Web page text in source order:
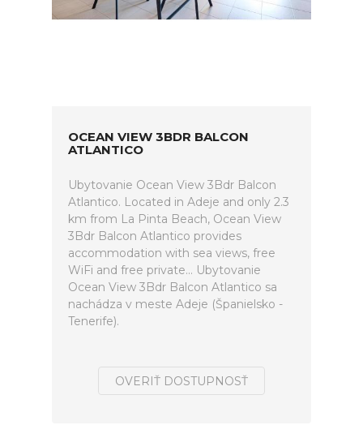
OCEAN VIEW 3BDR BALCON
ATLANTICO
Ubytovanie Ocean View 3Bdr Balcon
Atlantico. Located in Adeje and only 2.3
km from La Pinta Beach, Ocean View
3Bdr Balcon Atlantico provides
accommodation with sea views, free
WiFi and free private... Ubytovanie
Ocean View 3Bdr Balcon Atlantico sa
nachádza v meste Adeje (Španielsko -
Tenerife).
OVERIŤ DOSTUPNOSŤ